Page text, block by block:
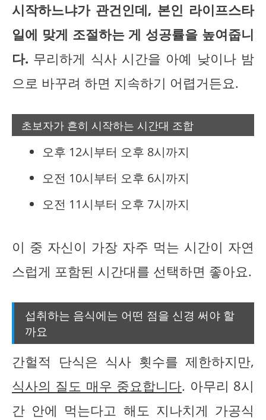
시작하느냐가 관건인데, 본인 라이프스타
일에 맞게 조절하는 게 성공률을 높여줍니
다. 무리하게 식사 시간을 아예 낮이나 밤
으로 바꾸려 하면 지속하기 어렵거든요.
초보자가 흔히 시작하는 시간대 조합
오후 12시부터 오후 8시까지
오전 10시부터 오후 6시까지
오전 11시부터 오후 7시까지
이 중 자신이 가장 자주 먹는 시간이 자연
스럽게 포함된 시간대를 선택하면 좋아요.
섭취하는 음식에는 어떤 점을 신경 써야 할
까요
간헐적 단식은 식사 횟수를 제한하지만,
식사의 질도 매우 중요합니다. 아무리 8시
간 안에 먹는다고 해도 지나치게 가공식